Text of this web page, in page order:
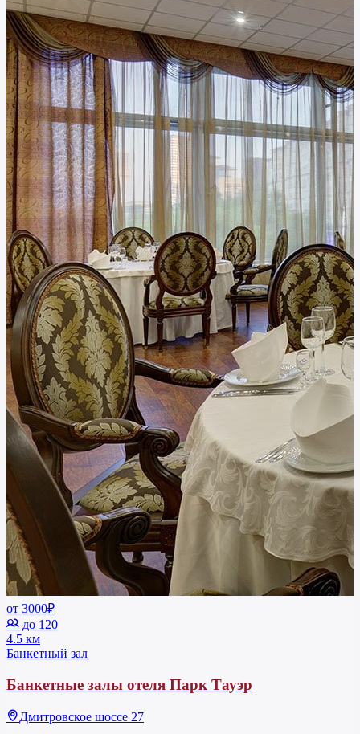
от 3000₽
до 120
4.5 км
Банкетный зал
Банкетные залы отеля Парк Тауэр
Дмитровское шоссе 27